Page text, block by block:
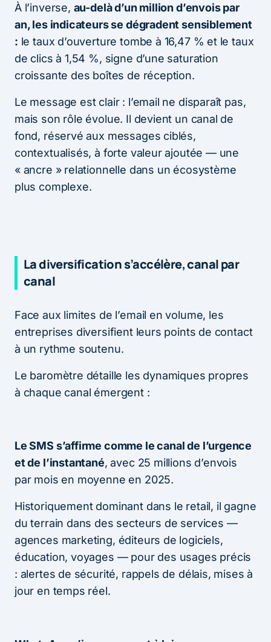
À l’inverse, au-delà d’un million d’envois par
an, les indicateurs se dégradent sensiblement
: le taux d’ouverture tombe à 16,47 % et le taux
de clics à 1,54 %, signe d’une saturation
croissante des boîtes de réception.
Le message est clair : l’email ne disparaît pas,
mais son rôle évolue. Il devient un canal de
fond, réservé aux messages ciblés,
contextualisés, à forte valeur ajoutée — une
« ancre » relationnelle dans un écosystème
plus complexe.
La diversification s’accélère, canal par
canal
Face aux limites de l’email en volume, les
entreprises diversifient leurs points de contact
à un rythme soutenu.
Le baromètre détaille les dynamiques propres
à chaque canal émergent :
Le SMS s’affirme comme le canal de l’urgence
et de l’instantané, avec 25 millions d’envois
par mois en moyenne en 2025.
Historiquement dominant dans le retail, il gagne
du terrain dans des secteurs de services —
agences marketing, éditeurs de logiciels,
éducation, voyages — pour des usages précis
: alertes de sécurité, rappels de délais, mises à
jour en temps réel.